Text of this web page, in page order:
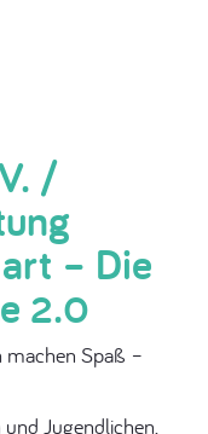
/
– Die
2.0
machen Spaß –
Jugendlichen,